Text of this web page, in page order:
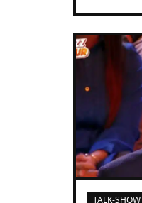
TALK-SHOW